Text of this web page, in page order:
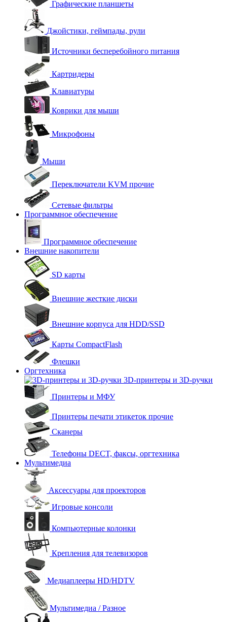
Графические планшеты
Джойстики, геймпады, рули
Источники бесперебойного питания
Картридеры
Клавиатуры
Коврики для мыши
Микрофоны
Мыши
Переключатели KVM прочие
Сетевые фильтры
Программное обеспечение
Программное обеспечение
Внешние накопители
SD карты
Внешние жесткие диски
Внешние корпуса для HDD/SSD
Карты CompactFlash
Флешки
Оргтехника
3D-принтеры и 3D-ручки
Принтеры и МФУ
Принтеры печати этикеток прочие
Сканеры
Телефоны DECT, факсы, оргтехника
Мультимедиа
Аксессуары для проекторов
Игровые консоли
Компьютерные колонки
Крепления для телевизоров
Медиаплееры HD/HDTV
Мультимедиа / Разное